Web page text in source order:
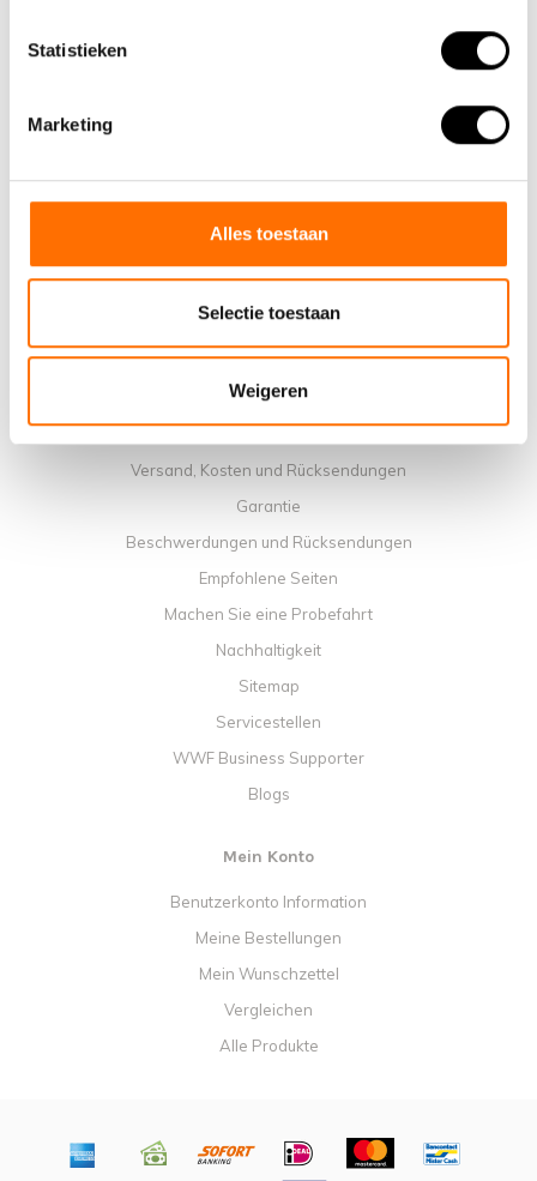
Statistieken
Marketing
Alles toestaan
Selectie toestaan
Weigeren
Warum ein elektrisches Faltrad von Lacros wählen
Verkaufsstellen
Lehrvideos
Allgemeine Geschäftbedingungen
Datenschutzrichtlinie
Versand, Kosten und Rücksendungen
Garantie
Beschwerdungen und Rücksendungen
Empfohlene Seiten
Machen Sie eine Probefahrt
Nachhaltigkeit
Sitemap
Servicestellen
WWF Business Supporter
Blogs
Mein Konto
Benutzerkonto Information
Meine Bestellungen
Mein Wunschzettel
Vergleichen
Alle Produkte